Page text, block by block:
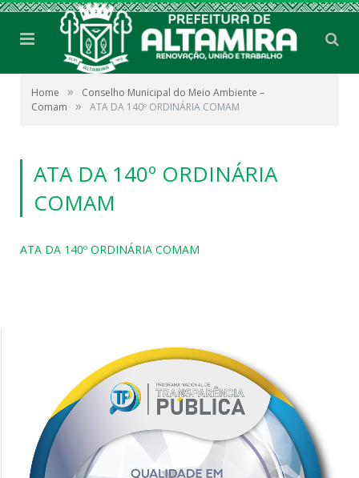
Home »
Conselho Municipal do Meio Ambiente –
Comam
» ATA DA 140º ORDINÁRIA COMAM
ATA DA 140º ORDINÁRIA
COMAM
ATA DA 140º ORDINÁRIA COMAM